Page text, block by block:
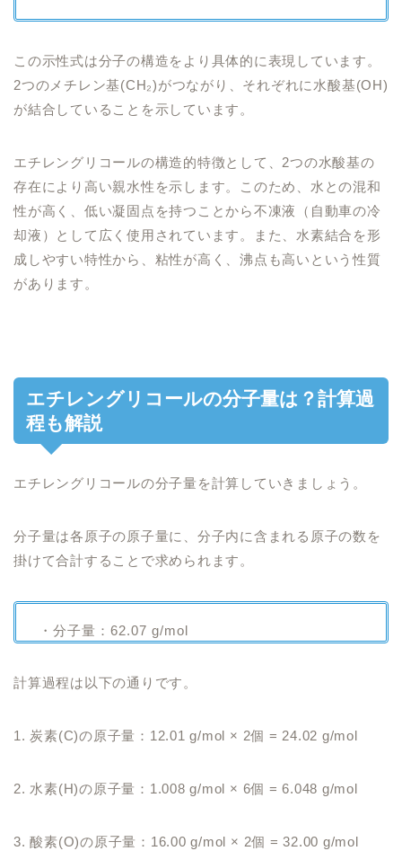
この示性式は分子の構造をより具体的に表現しています。
2つのメチレン基(CH₂)がつながり、それぞれに水酸基(OH)
が結合していることを示しています。
エチレングリコールの構造的特徴として、2つの水酸基の
存在により高い親水性を示します。このため、水との混和
性が高く、低い凝固点を持つことから不凍液（自動車の冷
却液）として広く使用されています。また、水素結合を形
成しやすい特性から、粘性が高く、沸点も高いという性質
があります。
エチレングリコールの分子量は？計算過
程も解説
エチレングリコールの分子量を計算していきましょう。
分子量は各原子の原子量に、分子内に含まれる原子の数を
掛けて合計することで求められます。
・分子量：62.07 g/mol
計算過程は以下の通りです。
1. 炭素(C)の原子量：12.01 g/mol × 2個 = 24.02 g/mol
2. 水素(H)の原子量：1.008 g/mol × 6個 = 6.048 g/mol
3. 酸素(O)の原子量：16.00 g/mol × 2個 = 32.00 g/mol